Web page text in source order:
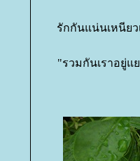
รักกันแน่นเหนียว
"รวมกันเราอยู่แ